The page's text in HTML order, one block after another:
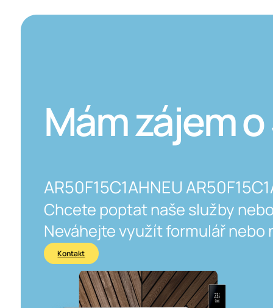
Mám zájem
AR50F15C1AHNEU
Chcete poptat naše služby
Neváhejte využít formulář nebo
Kontakt